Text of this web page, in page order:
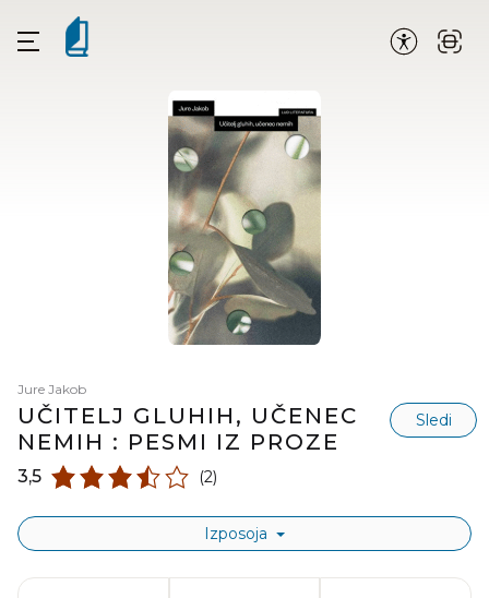
Jure Jakob
UČITELJ GLUHIH, UČENEC
NEMIH : PESMI IZ PROZE
Sledi
3,5 (2)
Izposoja